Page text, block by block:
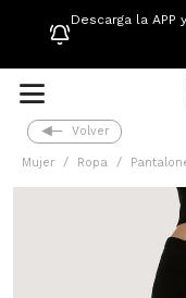
Descarga la APP
Volver
Mujer Ropa